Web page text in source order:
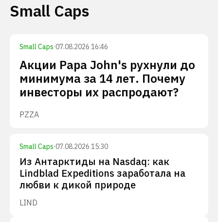
Small Caps
Small Caps·07.08.2026 16:46
Акции Papa John's рухнули до
минимума за 14 лет. Почему
инвесторы их распродают?
PZZA
Small Caps·07.08.2026 15:30
Из Антарктиды на Nasdaq: как
Lindblad Expeditions заработала на
любви к дикой природе
LIND